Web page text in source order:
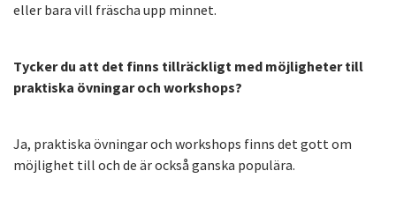
eller bara vill fräscha upp minnet.
Tycker du att det finns tillräckligt med möjligheter till
praktiska övningar och workshops?
Ja, praktiska övningar och workshops finns det gott om
möjlighet till och de är också ganska populära.